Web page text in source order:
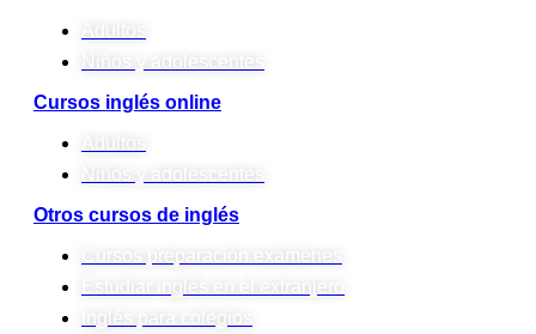
Adultos
Niños y adolescentes
Cursos inglés online
Adultos
Niños y adolescentes
Otros cursos de inglés
Cursos preparación exámenes
Estudiar inglés en el extranjero
Inglés para colegios